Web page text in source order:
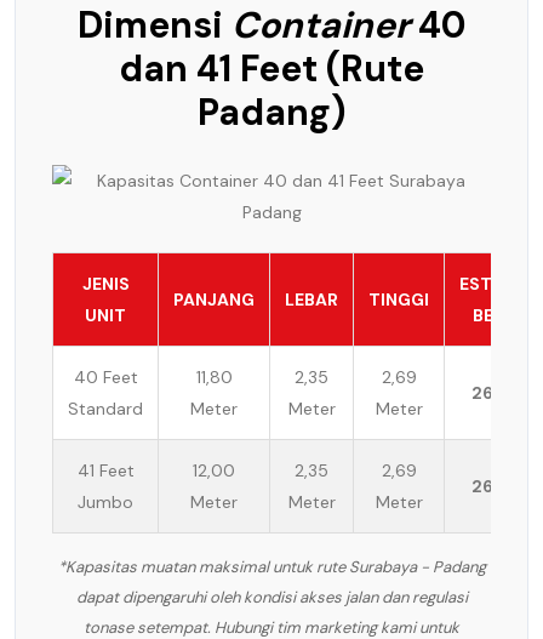
Dimensi Container40
dan 41 Feet (Rute
Padang)
JENIS
UNIT
PANJANG LEBAR TINGGI
ESTIMASI
BEBAN
40 Feet
Standard
11,80
Meter
2,35
Meter
2,69
Meter
26 Ton
41 Feet
Jumbo
12,00
Meter
2,35
Meter
2,69
Meter
26 Ton
*Kapasitas muatan maksimal untuk rute Surabaya - Padang
dapat dipengaruhi oleh kondisi akses jalan dan regulasi
tonase setempat. Hubungi tim marketing kami untuk